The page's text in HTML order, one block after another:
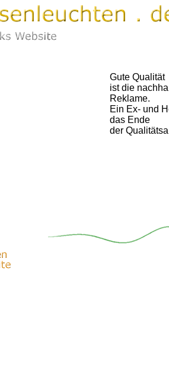
Gute Qualität
ist die
Reklame.
Ein Ex- und
das Ende
der